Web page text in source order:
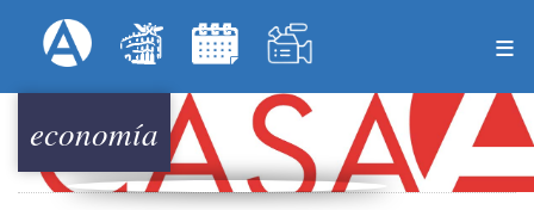
al
principal
Menú Superior
economía